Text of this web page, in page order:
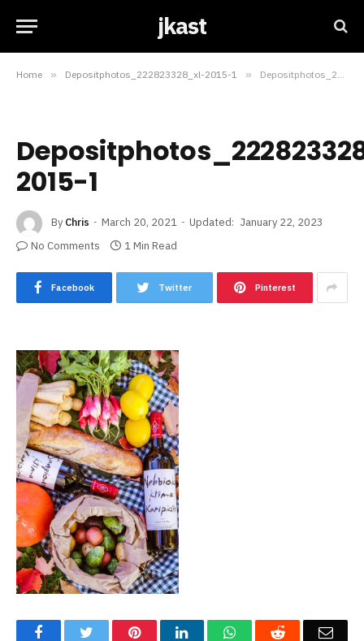
jkast
Home » Depositphotos_222823328_xl-2015-1 » Depositphotos_222823328_xl-2015-1
2015-1
By Chris March 20, 2021 Updated: January 22, 2023
No Comments
1 Min Read
Facebook Twitter Pinterest
FacebookTwitter PinterestLinkedInWhatsAppReddit